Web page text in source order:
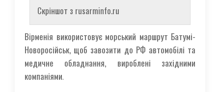
Скріншот з rusarminfo.ru
Вірменія використовує морський маршрут Батумі-
Новоросійськ, щоб завозити до РФ автомобілі та
медичне обладнання, вироблені західними
компаніями.